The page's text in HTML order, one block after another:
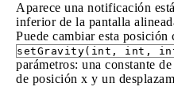
Aparece una notificación
inferior de la pantalla
Puede cambiar esta posición
setGravity(int, int,
parámetros: una constante
de posición x y un